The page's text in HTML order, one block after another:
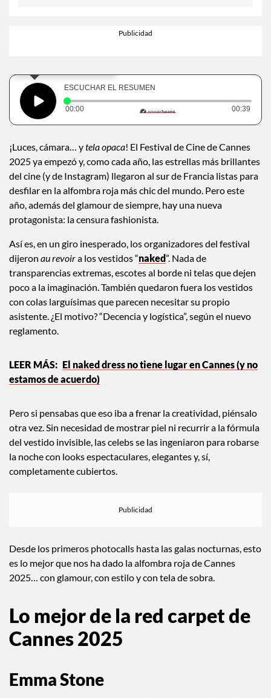
ESCUCHAR EL RESUMEN
00:00 Tiempo transcurrido: 0 segundos 00:39
¡Luces, cámara… ytela opaca! El Festival de Cine de Cannes
2025 ya empezó y, como cada año, las estrellas más brillantes
del cine (y de Instagram) llegaron al sur de Francia listas para
desfilar en la alfombra roja más chic del mundo. Pero este
año, además del glamour de siempre, hay una nueva
protagonista: la censura fashionista.
Así es, en un giro inesperado, los organizadores del festival
dijeron au revoira los vestidos “naked”. Nada de
transparencias extremas, escotes al borde ni telas que dejen
poco a la imaginación. También quedaron fuera los vestidos
con colas larguísimas que parecen necesitar su propio
asistente. ¿El motivo? “Decencia y logística”, según el nuevo
reglamento.
El naked dress no tiene lugar en Cannes (y no
estamos de acuerdo)
Pero si pensabas que eso iba a frenar la creatividad, piénsalo
otra vez. Sin necesidad de mostrar piel ni recurrir a la fórmula
del vestido invisible, las celebs se las ingeniaron para robarse
la noche con looks espectaculares, elegantes y, sí,
completamente cubiertos.
Desde los primeros photocalls hasta las galas nocturnas, esto
es lo mejor que nos ha dado la alfombra roja de Cannes
2025… con glamour, con estilo y con tela de sobra.
Lo mejor de la red carpet de
Cannes 2025
Emma Stone